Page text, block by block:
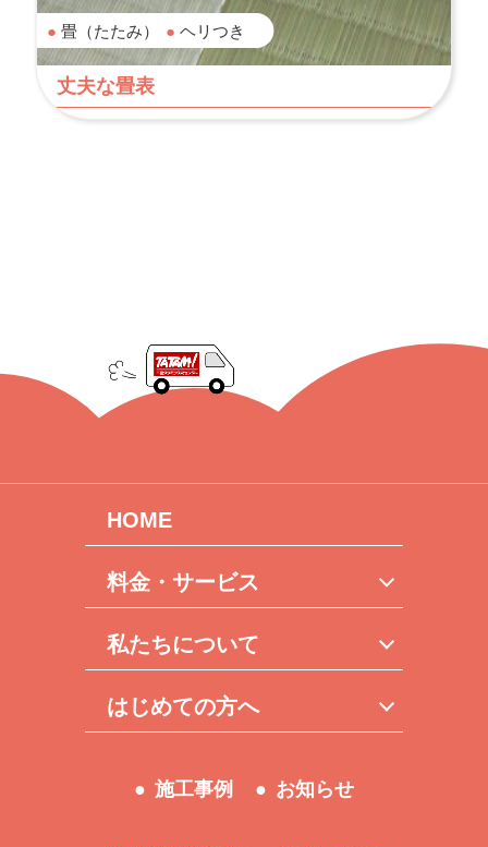
畳（たたみ） ヘリつき
丈夫な畳表
HOME
料金・サービス
私たちについて
はじめての方へ
施工事例 お知らせ